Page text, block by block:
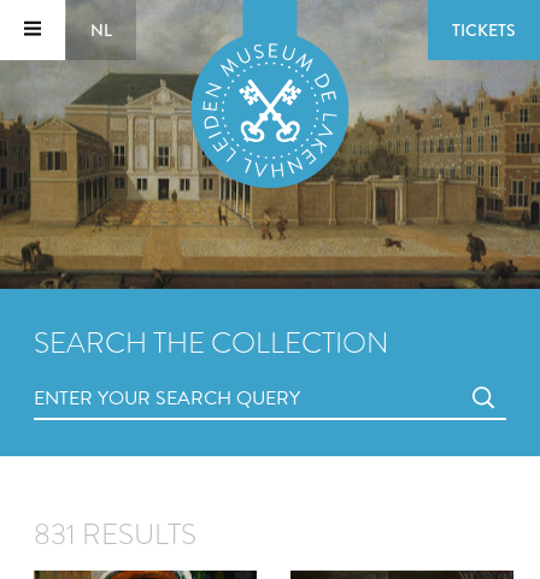
NL TICKETS
SEARCH THE COLLECTION
831 RESULTS